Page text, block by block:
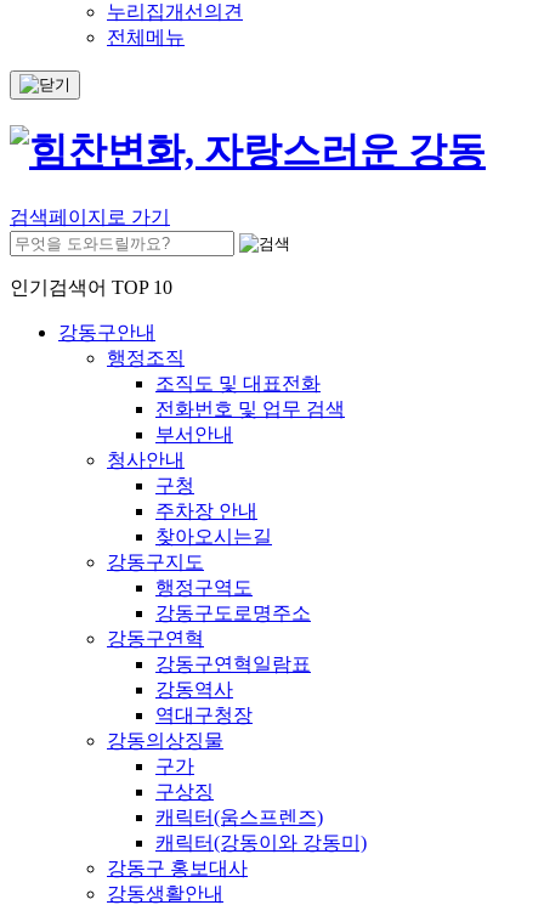
누리집개선의견
전체메뉴
검색페이지로 가기
인기검색어 TOP 10
강동구안내
행정조직
조직도 및 대표전화
전화번호 및 업무 검색
부서안내
청사안내
구청
주차장 안내
찾아오시는길
강동구지도
행정구역도
강동구도로명주소
강동구연혁
강동구연혁일람표
강동역사
역대구청장
강동의상징물
구가
구상징
캐릭터(움스프렌즈)
캐릭터(강동이와 강동미)
강동구 홍보대사
강동생활안내